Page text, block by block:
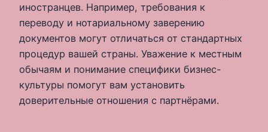
иностранцев. Например, требования к
переводу и нотариальному заверению
документов могут отличаться от стандартных
процедур вашей страны. Уважение к местным
обычаям и понимание специфики бизнес-
культуры помогут вам установить
доверительные отношения с партнёрами.